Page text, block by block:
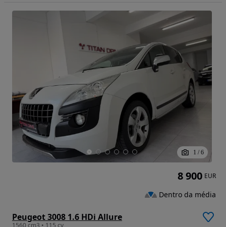
1 / 6
Peugeot 3008 1.6 HDi Allure
8 900 EUR
Dentro da média